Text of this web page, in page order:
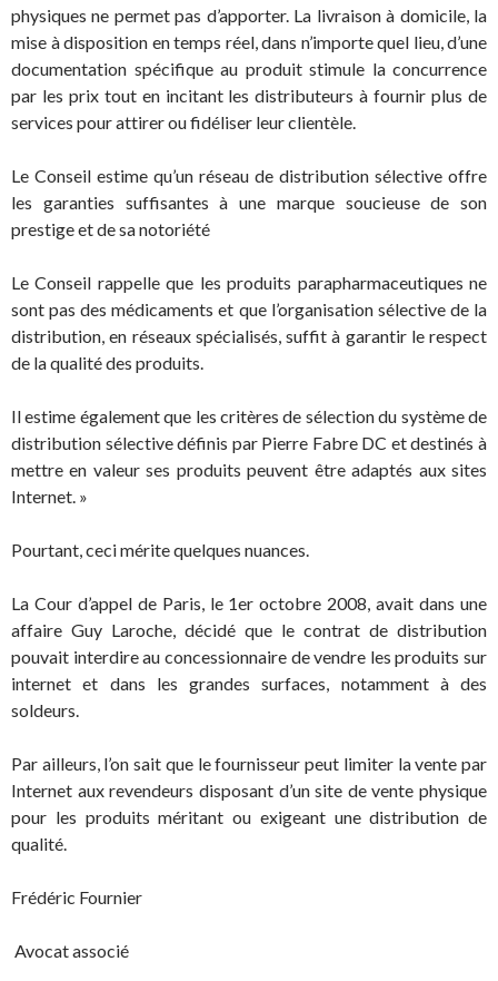
physiques ne permet pas d’apporter. La livraison à domicile, la
mise à disposition en temps réel, dans n’importe quel lieu, d’une
documentation spécifique au produit stimule la concurrence
par les prix tout en incitant les distributeurs à fournir plus de
services pour attirer ou fidéliser leur clientèle.
Le Conseil estime qu’un réseau de distribution sélective offre
les garanties suffisantes à une marque soucieuse de son
prestige et de sa notoriété
Le Conseil rappelle que les produits parapharmaceutiques ne
sont pas des médicaments et que l’organisation sélective de la
distribution, en réseaux spécialisés, suffit à garantir le respect
de la qualité des produits.
Il estime également que les critères de sélection du système de
distribution sélective définis par Pierre Fabre DC et destinés à
mettre en valeur ses produits peuvent être adaptés aux sites
Internet. »
Pourtant, ceci mérite quelques nuances.
La Cour d’appel de Paris, le 1er octobre 2008, avait dans une
affaire Guy Laroche, décidé que le contrat de distribution
pouvait interdire au concessionnaire de vendre les produits sur
internet et dans les grandes surfaces, notamment à des
soldeurs.
Par ailleurs, l’on sait que le fournisseur peut limiter la vente par
Internet aux revendeurs disposant d’un site de vente physique
pour les produits méritant ou exigeant une distribution de
qualité.
Frédéric Fournier
Avocat associé